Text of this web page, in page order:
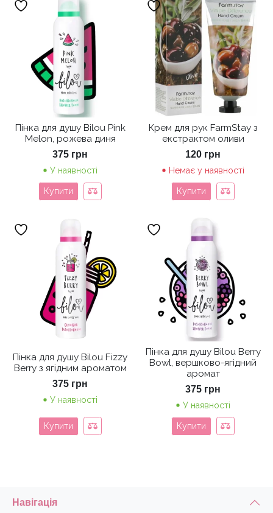
Пінка для душу Bilou Pink
Melon, рожева диня
375 грн
У наявності
Купити
Крем для рук FarmStay з
екстрактом оливи
120 грн
Немає у наявності
Купити
Пінка для душу Bilou Fizzy
Berry з ягідним ароматом
375 грн
У наявності
Купити
Пінка для душу Bilou Berry
Bowl, вершково-ягідний
аромат
375 грн
У наявності
Купити
Навігація